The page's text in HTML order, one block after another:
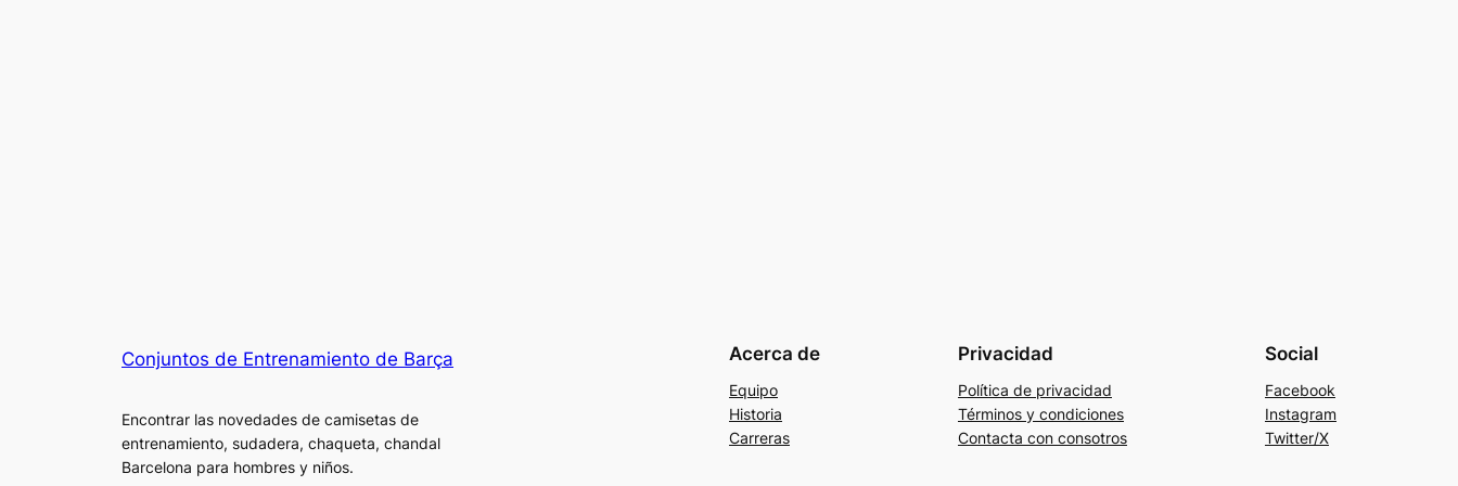
Conjuntos de Entrenamiento de Barça
Encontrar las novedades de camisetas de
entrenamiento, sudadera, chaqueta, chandal
Barcelona para hombres y niños.
Acerca de
Equipo
Historia
Carreras
Privacidad
Política de privacidad
Términos y condiciones
Contacta con consotros
Social
Facebook
Instagram
Twitter/X